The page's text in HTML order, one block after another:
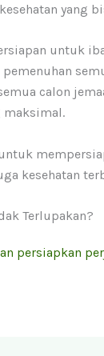
yang
untuk
calon
maksimal.
kesehatan
Terlupakan?
persiapkan